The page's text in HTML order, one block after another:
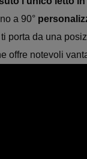
a 90°
ti porta da una
offre notevoli